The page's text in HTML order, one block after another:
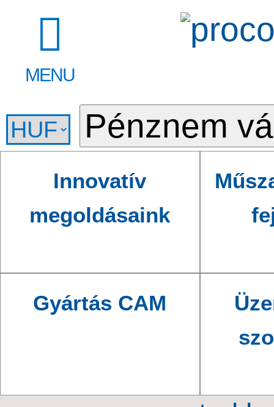
MENU
Innovatív
megoldásaink
Gyártás CAM